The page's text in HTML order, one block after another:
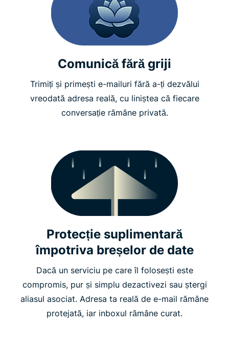
Comunică fără griji
Trimiți și primești e-mailuri fără a-ți dezvălui
vreodată adresa reală, cu liniștea că fiecare
conversație rămâne privată.
Protecție suplimentară
împotriva breșelor de date
Dacă un serviciu pe care îl folosești este
compromis, pur și simplu dezactivezi sau ștergi
aliasul asociat. Adresa ta reală de e-mail rămâne
protejată, iar inboxul rămâne curat.